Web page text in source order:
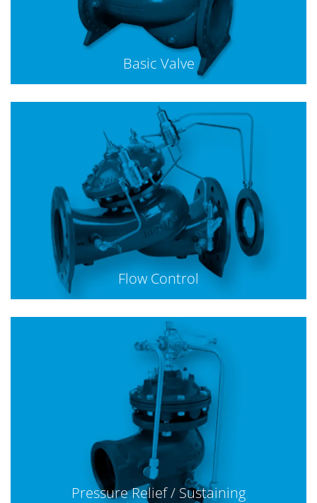
Basic Valve
Flow Control
Pressure Relief / Sustaining